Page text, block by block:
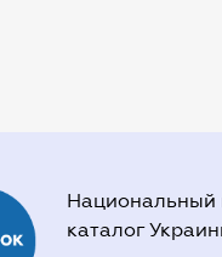
Национальный
каталог